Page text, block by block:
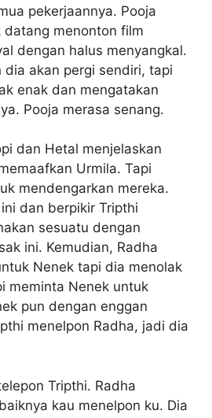
pekerjaannya. Pooja
datang menonton film
dengan halus menyangkal.
dia akan pergi sendiri, tapi
enak dan mengatakan
Pooja merasa senang.
dan Hetal menjelaskan
Urmila. Tapi
mendengarkan mereka.
dan berpikir Tripthi
sesuatu dengan
ini. Kemudian, Radha
Nenek tapi dia menolak
meminta Nenek untuk
pun dengan enggan
menelpon Radha, jadi dia
Tripthi. Radha
kau menelpon ku. Dia